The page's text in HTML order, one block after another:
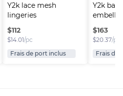
Y2k lace mesh
lingeries
$112
$14.01/pc
Frais de port inclus
Y2k
$163
$20.37/pc
Frais de